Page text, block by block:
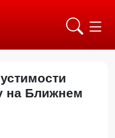
на Ближнем